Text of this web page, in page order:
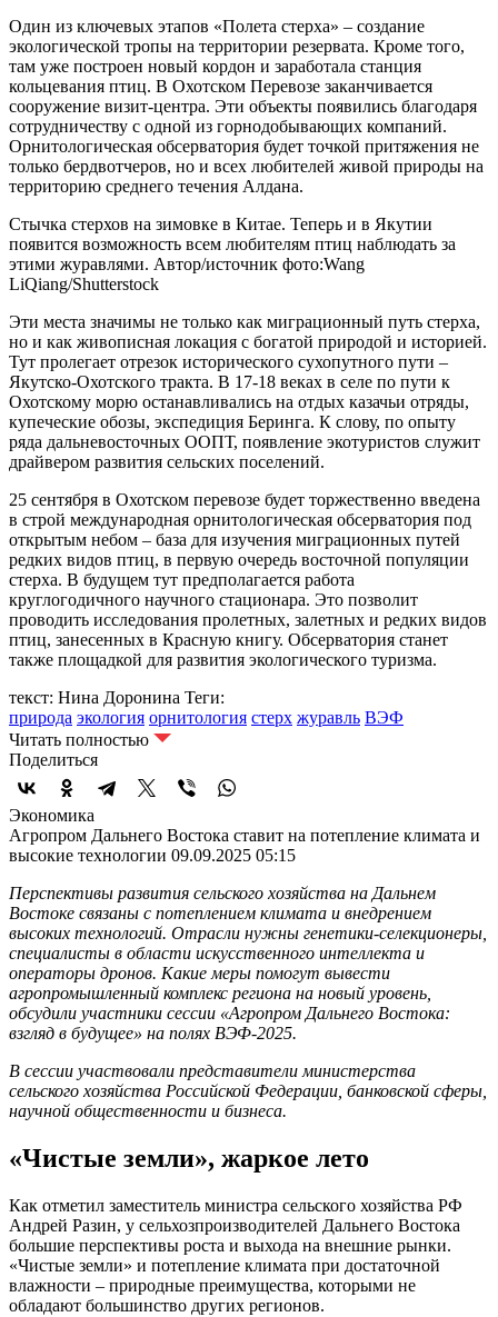
Один из ключевых этапов «Полета стерха» – создание
экологической тропы на территории резервата. Кроме того,
там уже построен новый кордон и заработала станция
кольцевания птиц. В Охотском Перевозе заканчивается
сооружение визит-центра. Эти объекты появились благодаря
сотрудничеству с одной из горнодобывающих компаний.
Орнитологическая обсерватория будет точкой притяжения не
только бердвотчеров, но и всех любителей живой природы на
территорию среднего течения Алдана.
Стычка стерхов на зимовке в Китае. Теперь и в Якутии
появится возможность всем любителям птиц наблюдать за
этими журавлями. Автор/источник фото:Wang
LiQiang/Shutterstock
Эти места значимы не только как миграционный путь стерха,
но и как живописная локация с богатой природой и историей.
Тут пролегает отрезок исторического сухопутного пути –
Якутско-Охотского тракта. В 17-18 веках в селе по пути к
Охотскому морю останавливались на отдых казачьи отряды,
купеческие обозы, экспедиция Беринга. К слову, по опыту
ряда дальневосточных ООПТ, появление экотуристов служит
драйвером развития сельских поселений.
25 сентября в Охотском перевозе будет торжественно введена
в строй международная орнитологическая обсерватория под
открытым небом – база для изучения миграционных путей
редких видов птиц, в первую очередь восточной популяции
стерха. В будущем тут предполагается работа
круглогодичного научного стационара. Это позволит
проводить исследования пролетных, залетных и редких видов
птиц, занесенных в Красную книгу. Обсерватория станет
также площадкой для развития экологического туризма.
текст: Нина Доронина Теги:
природа экология орнитология стерх журавль ВЭФ
Читать полностью
Поделиться
Экономика
Агропром Дальнего Востока ставит на потепление климата и
высокие технологии 09.09.2025 05:15
Перспективы развития сельского хозяйства на Дальнем
Востоке связаны с потеплением климата и внедрением
высоких технологий. Отрасли нужны генетики-селекционеры,
специалисты в области искусственного интеллекта и
операторы дронов. Какие меры помогут вывести
агропромышленный комплекс региона на новый уровень,
обсудили участники сессии «Агропром Дальнего Востока:
взгляд в будущее» на полях ВЭФ-2025.
В сессии участвовали представители министерства
сельского хозяйства Российской Федерации, банковской сферы,
научной общественности и бизнеса.
«Чистые земли», жаркое лето
Как отметил заместитель министра сельского хозяйства РФ
Андрей Разин, у сельхозпроизводителей Дальнего Востока
большие перспективы роста и выхода на внешние рынки.
«Чистые земли» и потепление климата при достаточной
влажности – природные преимущества, которыми не
обладают большинство других регионов.